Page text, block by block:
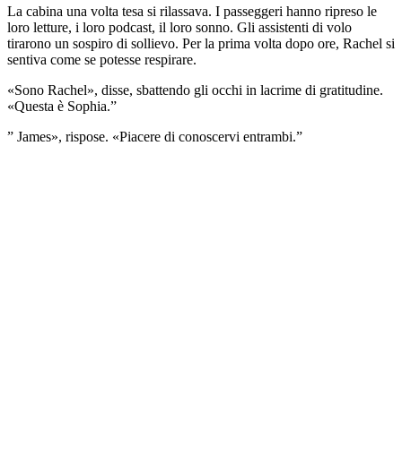
La cabina una volta tesa si rilassava. I passeggeri hanno ripreso le
loro letture, i loro podcast, il loro sonno. Gli assistenti di volo
tirarono un sospiro di sollievo. Per la prima volta dopo ore, Rachel si
sentiva come se potesse respirare.
«Sono Rachel», disse, sbattendo gli occhi in lacrime di gratitudine.
«Questa è Sophia.”
” James», rispose. «Piacere di conoscervi entrambi.”